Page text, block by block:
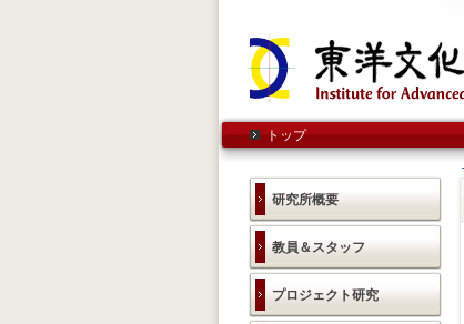
トップ
研究所概要
教員＆スタッフ
プロジェクト研究